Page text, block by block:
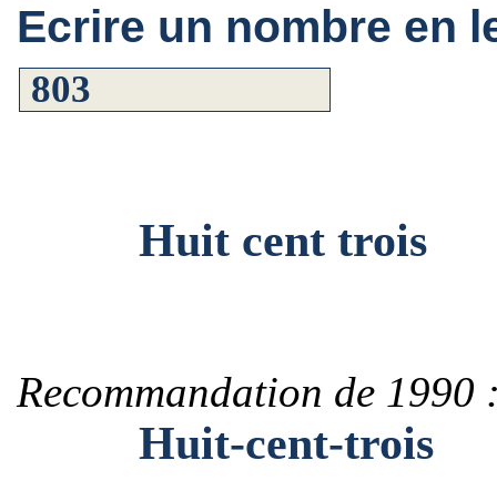
Ecrire un nombre en
Huit cent trois
Recommandation de 1990
Huit-cent-trois